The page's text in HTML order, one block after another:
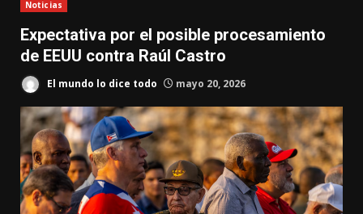
Noticias
Expectativa por el posible procesamiento
de EEUU contra Raúl Castro
El mundo lo dice todo mayo 20, 2026